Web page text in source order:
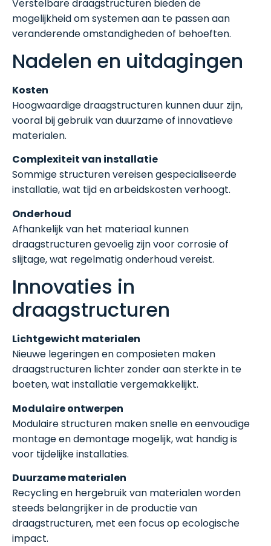
Verstelbare draagstructuren bieden de
mogelijkheid om systemen aan te passen aan
veranderende omstandigheden of behoeften.
Nadelen en uitdagingen
Kosten
Hoogwaardige draagstructuren kunnen duur zijn,
vooral bij gebruik van duurzame of innovatieve
materialen.
Complexiteit van installatie
Sommige structuren vereisen gespecialiseerde
installatie, wat tijd en arbeidskosten verhoogt.
Onderhoud
Afhankelijk van het materiaal kunnen
draagstructuren gevoelig zijn voor corrosie of
slijtage, wat regelmatig onderhoud vereist.
Innovaties in
draagstructuren
Lichtgewicht materialen
Nieuwe legeringen en composieten maken
draagstructuren lichter zonder aan sterkte in te
boeten, wat installatie vergemakkelijkt.
Modulaire ontwerpen
Modulaire structuren maken snelle en eenvoudige
montage en demontage mogelijk, wat handig is
voor tijdelijke installaties.
Duurzame materialen
Recycling en hergebruik van materialen worden
steeds belangrijker in de productie van
draagstructuren, met een focus op ecologische
impact.